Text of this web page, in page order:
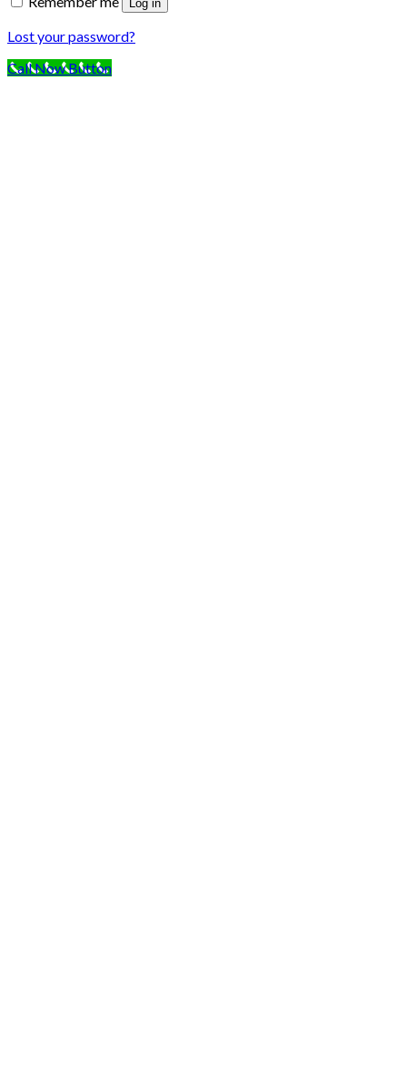
Log in
Lost your password?
Call Now Button